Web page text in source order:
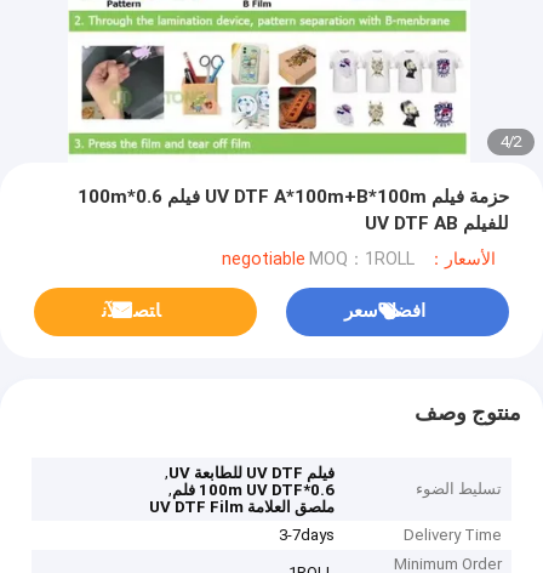
2
/
4
حزمة فيلم UV DTF A*100m+B*100m فيلم 0.6*100m
للفيلم UV DTF AB
الأسعار：negotiable MOQ：1ROLL
افضل سعر ﺎﺘﺼﻟ ﺍﻶﻧ
منتوج وصف
تسليط الضوء
فيلم UV DTF للطابعة UV
,
0.6*100m UV DTF فلم
,
ملصق العلامة UV DTF Film
Delivery Time
3-7days
Minimum Order